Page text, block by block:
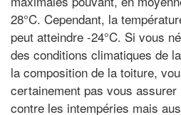
28°C. Cependant, la
peut atteindre -24°C. Si vous
des conditions climatiques de
la composition de la toiture,
certainement pas vous
contre les intempéries mais